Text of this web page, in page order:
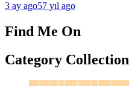
3 ay ago57 yıl ago
Find Me On
Category Collection